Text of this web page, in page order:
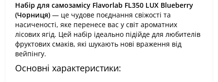
Набір для самозамісу Flavorlab FL350 LUX Blueberry
(Чорниця) — це чудове поєднання свіжості та
насиченості, яке перенесе вас у світ ароматних
лісових ягід. Цей набір ідеально підійде для любителів
фруктових смаків, які шукають нові враження від
вейпінгу.
Основні характеристики: